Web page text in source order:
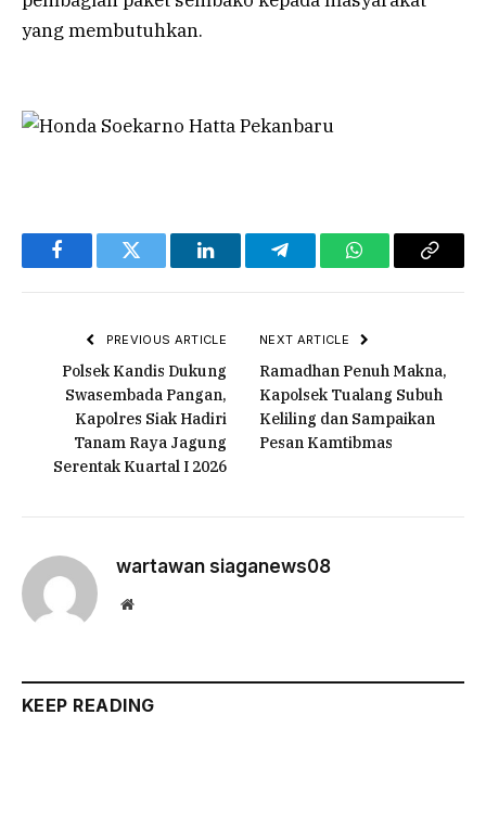
yang membutuhkan.
FacebookTwitter LinkedInTelegramWhatsAppCopy
PREVIOUS ARTICLE
Polsek Kandis Dukung
Swasembada Pangan,
Kapolres Siak Hadiri
Tanam Raya Jagung
Serentak Kuartal I 2026
NEXT ARTICLE
Ramadhan Penuh Makna,
Kapolsek Tualang Subuh
Keliling dan Sampaikan
Pesan Kamtibmas
wartawan siaganews08
Website
KEEP READING